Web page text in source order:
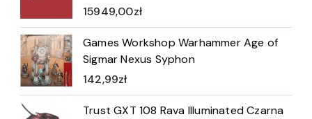
15949,00zł
Games Workshop Warhammer Age of
Sigmar Nexus Syphon
142,99zł
Trust GXT 108 Rava Illuminated Czarna